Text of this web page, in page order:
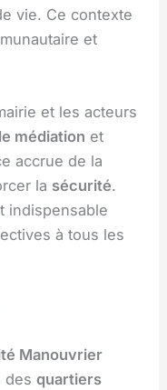
vie. Ce contexte
et
et les acteurs
médiation et
accrue de la
la sécurité.
indispensable
à tous les
Manouvrier
desquartiers